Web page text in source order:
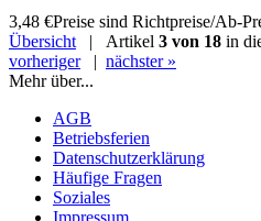
3,48 €Preise sind Richtpreise/Ab-
Übersicht | Artikel 3 von 18 in
vorheriger| nächster »
Mehr über...
AGB
Betriebsferien
Datenschutzerklärung
Häufige Fragen
Soziales
Impressum